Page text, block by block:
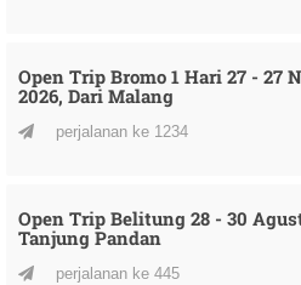
Open Trip Bromo 1 Hari 27 - 27
2026, Dari Malang
perjalanan ke 1234
Open Trip Belitung 28 - 30
Tanjung Pandan
perjalanan ke 445